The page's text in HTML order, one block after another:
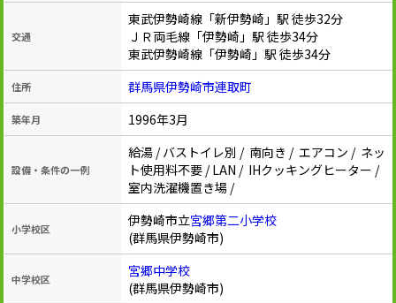
交通
東武伊勢崎線「新伊勢崎」駅 徒歩32分
ＪＲ両毛線「伊勢崎」駅 徒歩34分
東武伊勢崎線「伊勢崎」駅 徒歩34分
住所 群馬県伊勢崎市連取町
築年月 1996年3月
設備・条件の一例
給湯 / バストイレ別 / 南向き / エアコン / ネッ
ト使用料不要 / LAN / IHクッキングヒーター /
室内洗濯機置き場 /
小学校区 伊勢崎市立宮郷第二小学校
(群馬県伊勢崎市)
中学校区
宮郷中学校
(群馬県伊勢崎市)